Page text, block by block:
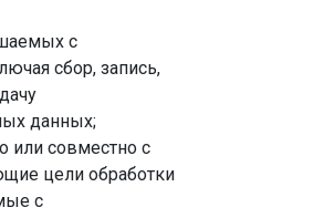
с
сбор, запись,
данных;
или совместно с
цели обработки
с